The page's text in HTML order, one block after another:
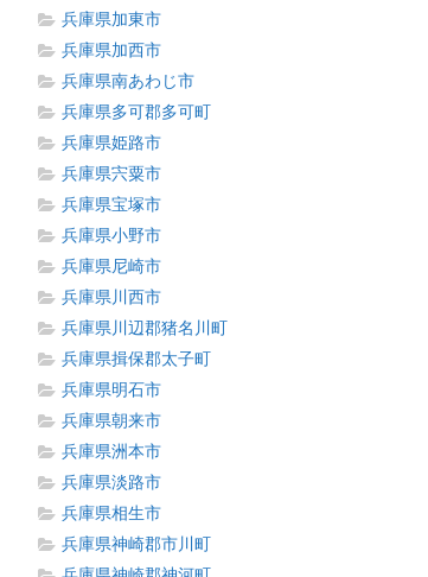
兵庫県加東市
兵庫県加西市
兵庫県南あわじ市
兵庫県多可郡多可町
兵庫県姫路市
兵庫県宍粟市
兵庫県宝塚市
兵庫県小野市
兵庫県尼崎市
兵庫県川西市
兵庫県川辺郡猪名川町
兵庫県揖保郡太子町
兵庫県明石市
兵庫県朝来市
兵庫県洲本市
兵庫県淡路市
兵庫県相生市
兵庫県神崎郡市川町